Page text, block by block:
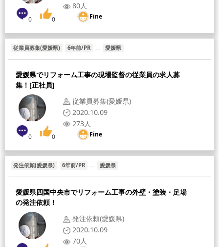
80人
Fine
0 0
従業員募集(愛媛県) 6年前/PR 愛媛県
愛媛県でリフォーム工事の現場監督の従業員の求人募
集！[正社員]
従業員募集(愛媛県)
2020.10.09
273人
Fine
0 0
発注依頼(愛媛県) 6年前/PR 愛媛県
愛媛県四国中央市でリフォーム工事の外壁・塗装・足場
の発注依頼！
発注依頼(愛媛県)
2020.10.09
70人